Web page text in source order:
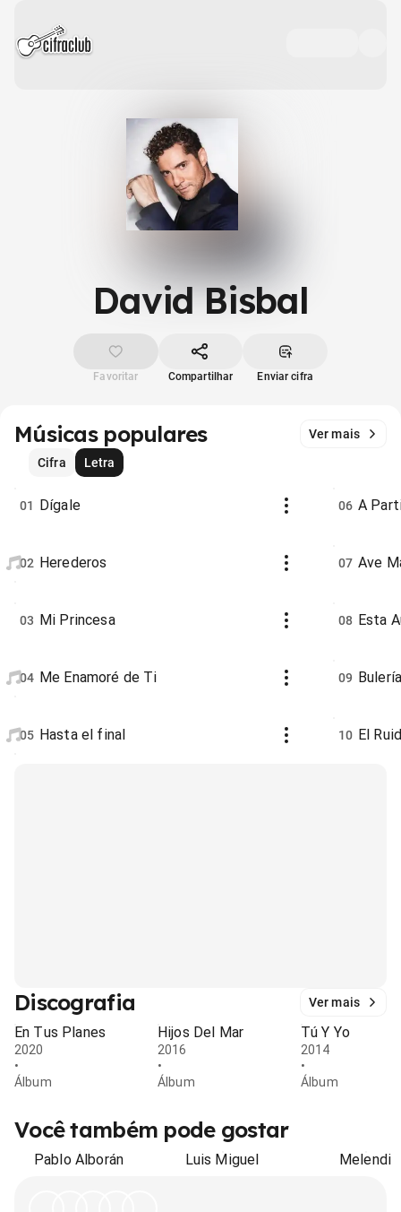
David Bisbal
Favoritar Compartilhar Enviar cifra
Músicas populares
Ver mais
Cifra
Letra
01 Dígale
02 Herederos
03 Mi Princesa
04 Me Enamoré de Ti
05 Hasta el final
06 A
07 Ave
08 Esta
09
10 El
Discografia Ver mais
En Tus Planes
2020
•
Álbum
Hijos Del Mar
2016
•
Álbum
Tú Y Yo
2014
•
Álbum
Você também pode gostar
Pablo Alborán Luis Miguel Melendi